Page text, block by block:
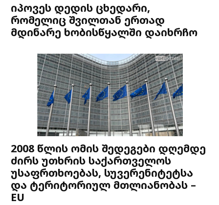
იპოვეს დედის ცხედარი,
რომელიც შვილთან ერთად
მდინარე ხობისწყალში დაიხრჩო
2008 წლის ომის შედეგები დღემდე
ძირს უთხრის საქართველოს
უსაფრთხოებას, სუვერენიტეტსა
და ტერიტორიულ მთლიანობას –
EU